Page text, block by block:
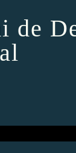
de